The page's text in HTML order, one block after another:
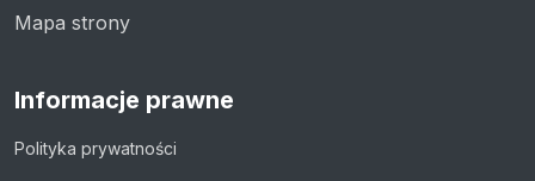
Mapa strony
Informacje prawne
Polityka prywatności